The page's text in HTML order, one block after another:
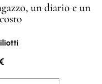
un diario e un